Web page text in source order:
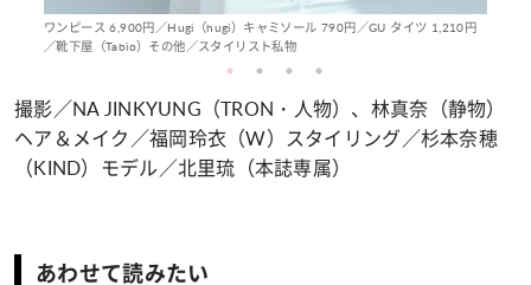
ワンピース 6,900円／Hugi（hugi）キャミソール 790円／GU タイツ 1,210円
／靴下屋（Tabio）その他／スタイリスト私物
撮影／NA JINKYUNG（TRON・人物）、林真奈（静物）
ヘア＆メイク／福岡玲衣（W）スタイリング／杉本奈穂
（KIND）モデル／北里琉（本誌専属）
あわせて読みたい